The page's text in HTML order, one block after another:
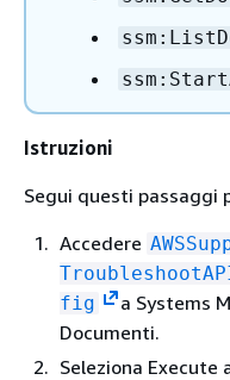
Istruzioni
Segui questi passaggi
Accedere
fig
a Systems
Documenti.
Seleziona Execute